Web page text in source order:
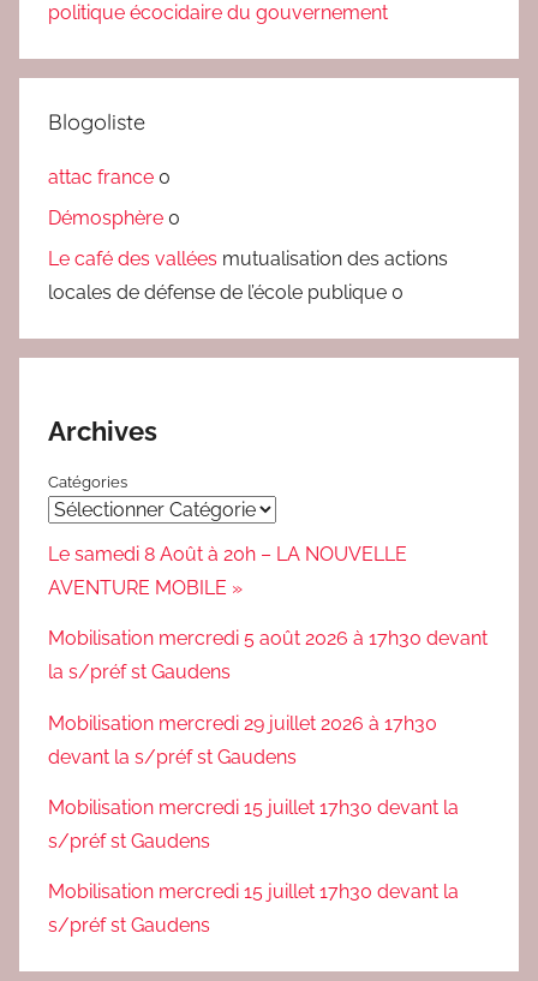
politique écocidaire du gouvernement
Blogoliste
attac france 0
Démosphère 0
Le café des vallées mutualisation des actions
locales de défense de l’école publique 0
Archives
Catégories
Le samedi 8 Août à 20h – LA NOUVELLE
AVENTURE MOBILE »
Mobilisation mercredi 5 août 2026 à 17h30 devant
la s/préf st Gaudens
Mobilisation mercredi 29 juillet 2026 à 17h30
devant la s/préf st Gaudens
Mobilisation mercredi 15 juillet 17h30 devant la
s/préf st Gaudens
Mobilisation mercredi 15 juillet 17h30 devant la
s/préf st Gaudens